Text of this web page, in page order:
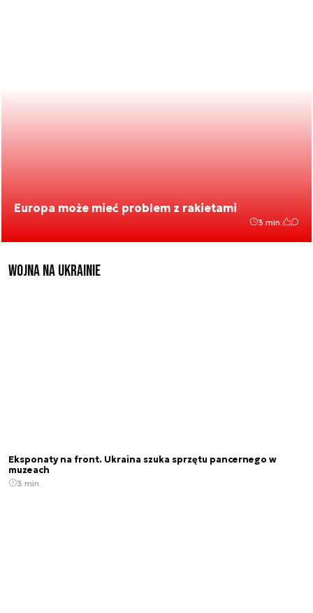
Europa może mieć problem z rakietami
3 min.
Wojna na Ukrainie
Eksponaty na front. Ukraina szuka sprzętu pancernego w
muzeach
3 min.